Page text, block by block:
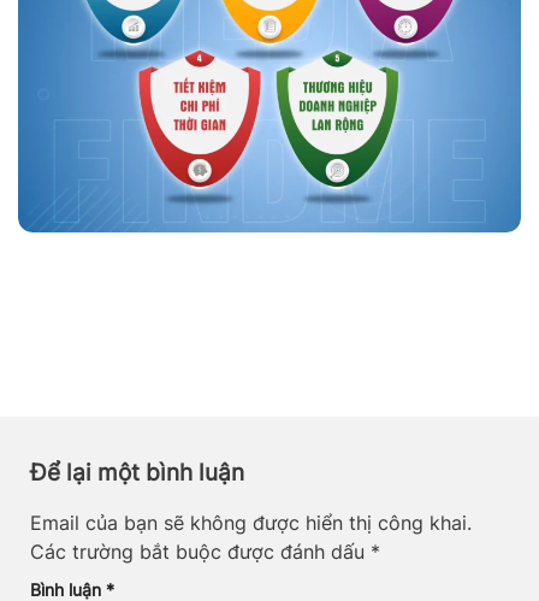
Để lại một bình luận
Email của bạn sẽ không được hiển thị công khai.
Các trường bắt buộc được đánh dấu *
Bình luận *